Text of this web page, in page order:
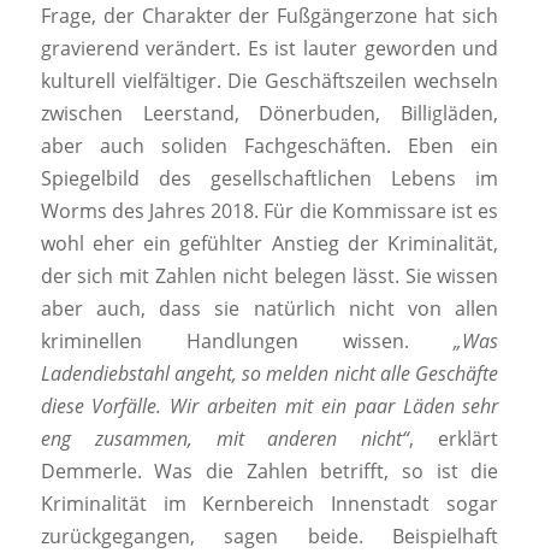
Frage, der Charakter der Fußgängerzone hat sich
gravierend verändert. Es ist lauter geworden und
kulturell vielfältiger. Die Geschäftszeilen wechseln
zwischen Leerstand, Dönerbuden, Billigläden,
aber auch soliden Fachgeschäften. Eben ein
Spiegelbild des gesellschaftlichen Lebens im
Worms des Jahres 2018. Für die Kommissare ist es
wohl eher ein gefühlter Anstieg der Kriminalität,
der sich mit Zahlen nicht belegen lässt. Sie wissen
aber auch, dass sie natürlich nicht von allen
kriminellen Handlungen wissen.„Was
Ladendiebstahl angeht, so melden nicht alle Geschäfte
diese Vorfälle. Wir arbeiten mit ein paar Läden sehr
eng zusammen, mit anderen nicht“, erklärt
Demmerle. Was die Zahlen betrifft, so ist die
Kriminalität im Kernbereich Innenstadt sogar
zurückgegangen, sagen beide. Beispielhaft